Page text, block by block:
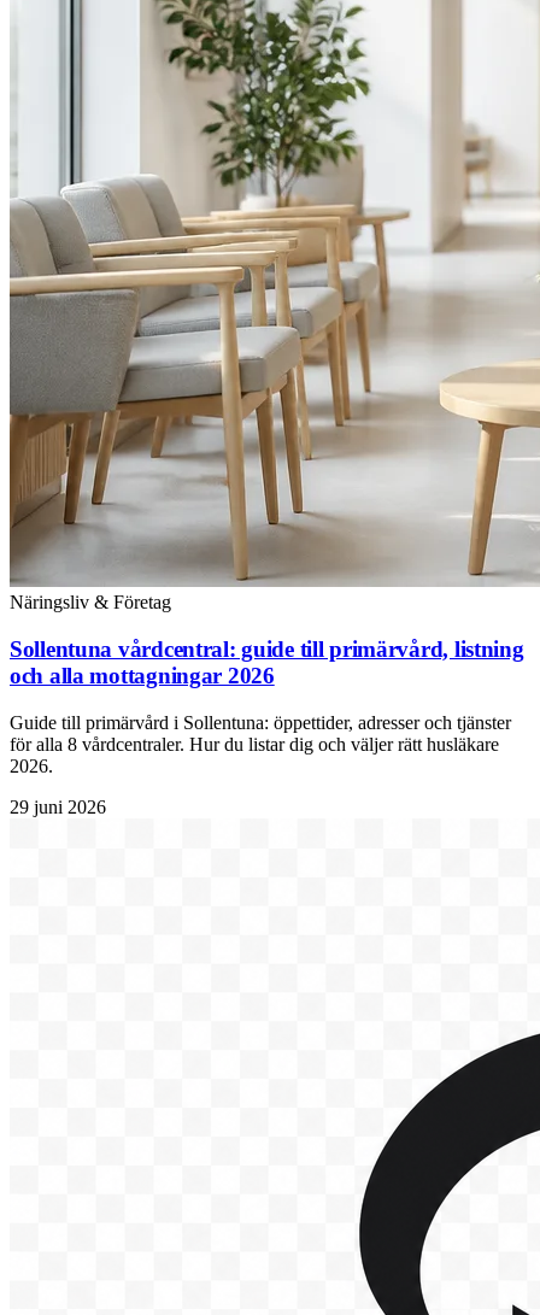
Näringsliv & Företag
Sollentuna vårdcentral: guide till primärvård, listning
och alla mottagningar 2026
Guide till primärvård i Sollentuna: öppettider, adresser och tjänster
för alla 8 vårdcentraler. Hur du listar dig och väljer rätt husläkare
2026.
29 juni 2026